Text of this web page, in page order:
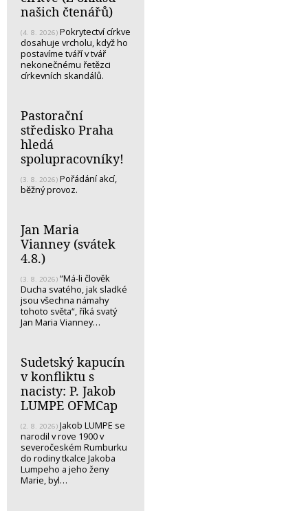
našich čtenářů)
(4. 8. 2026) Pokrytectví církve
dosahuje vrcholu, když ho
postavíme tváří v tvář
nekonečnému řetězci
církevních skandálů.
Pastorační
středisko Praha
hledá
spolupracovníky!
(3. 8. 2026) Pořádání akcí,
běžný provoz.
Jan Maria
Vianney (svátek
4.8.)
(3. 8. 2026) “Má-li člověk
Ducha svatého, jak sladké
jsou všechna námahy
tohoto světa“, říká svatý
Jan Maria Vianney…
Sudetský kapucín
v konfliktu s
nacisty: P. Jakob
LUMPE OFMCap
(2. 8. 2026) Jakob LUMPE se
narodil v rove 1900 v
severočeském Rumburku
do rodiny tkalce Jakoba
Lumpeho a jeho ženy
Marie, byl…